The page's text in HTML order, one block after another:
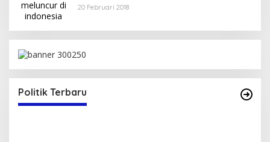
20 Februari 2018
Politik Terbaru